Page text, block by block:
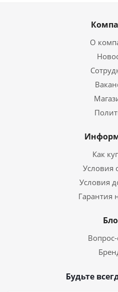
О
Как
Условия
Условия
Гарантия
Будьте